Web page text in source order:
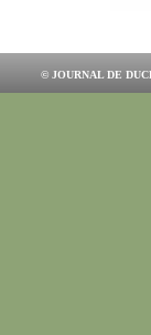
© JOURNAL DE